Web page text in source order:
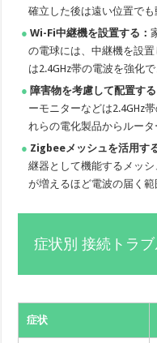
確立した後は遠い位置でも
Wi-Fi中継機を設置する：
の電球には、中継機を設
は2.4GHz帯の電波を強化
障害物を考慮して配置する
ーモニターなどは2.4GHz
れらの電化製品からルータ
Zigbeeメッシュを活用す
継器として機能するメッ
が増えるほど電波の届く範
症状別 接続トラ
症状